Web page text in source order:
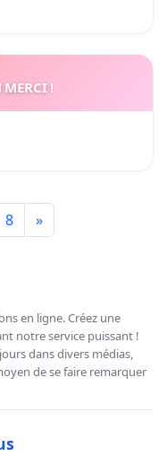
MERCI !
8 »
en ligne. Créez une
notre service puissant !
dans divers médias,
de se faire remarquer